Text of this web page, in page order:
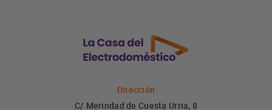
Dirección
C/ Merindad de Cuesta Urria, 8